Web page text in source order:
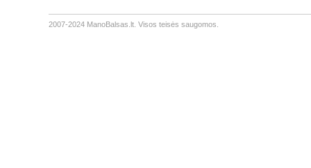
2007-2024 ManoBalsas.lt. Visos teisės saugomos.